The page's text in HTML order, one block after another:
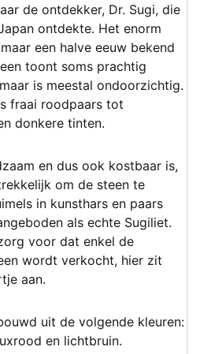
de ontdekker, Dr. Sugi, die
ontdekte. Het enorm
een halve eeuw bekend
toont soms prachtig
is meestal ondoorzichtig.
fraai roodpaars tot
donkere tinten.
en dus ook kostbaar is,
om de steen te
in kunsthars en paars
als echte Sugiliet.
voor dat enkel de
wordt verkocht, hier zit
aan.
uit de volgende kleuren:
en lichtbruin.